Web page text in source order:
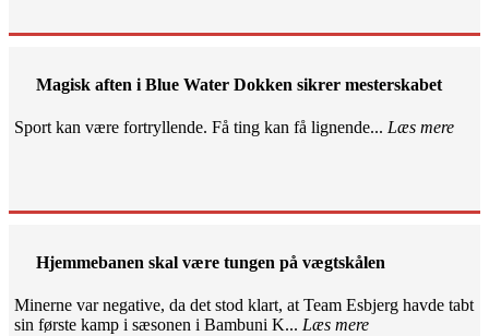
Magisk aften i Blue Water Dokken sikrer mesterskabet
Sport kan være fortryllende. Få ting kan få lignende... Læs mere
Hjemmebanen skal være tungen på vægtskålen
Minerne var negative, da det stod klart, at Team Esbjerg havde tabt
sin første kamp i sæsonen i Bambuni K... Læs mere